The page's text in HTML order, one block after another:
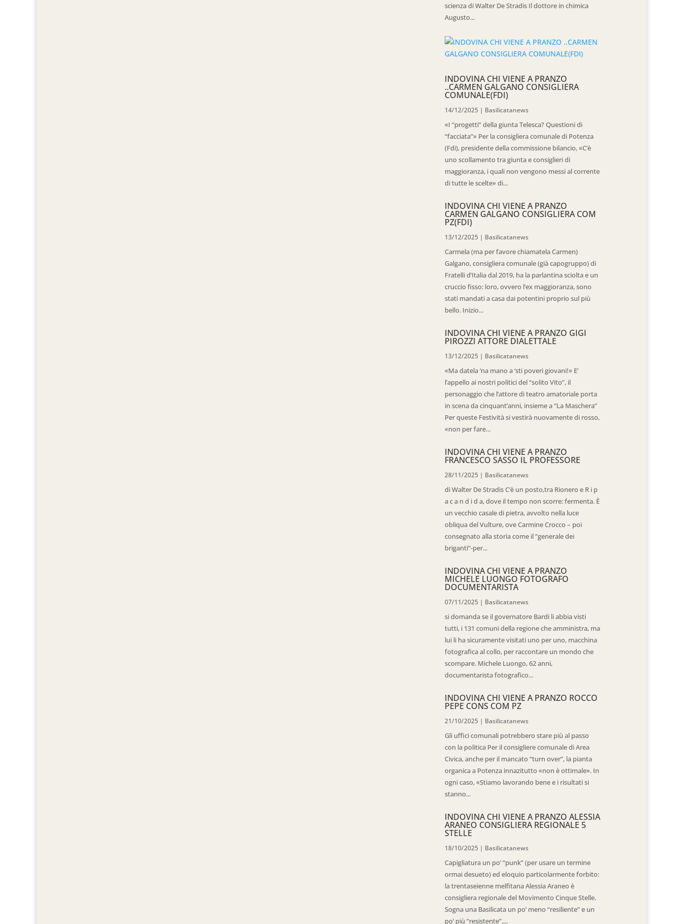
scienza di Walter De Stradis Il dottore in chimica
Augusto...
INDOVINA CHI VIENE A PRANZO
..CARMEN GALGANO CONSIGLIERA
COMUNALE(FDI)
14/12/2025 | Basilicatanews
«I “progetti” della giunta Telesca? Questioni di
“facciata”» Per la consigliera comunale di Potenza
(Fdi), presidente della commissione bilancio, «C’è
uno scollamento tra giunta e consiglieri di
maggioranza, i quali non vengono messi al corrente
di tutte le scelte» di...
INDOVINA CHI VIENE A PRANZO
CARMEN GALGANO CONSIGLIERA COM
PZ(FDI)
13/12/2025 | Basilicatanews
Carmela (ma per favore chiamatela Carmen)
Galgano, consigliera comunale (già capogruppo) di
Fratelli d’Italia dal 2019, ha la parlantina sciolta e un
cruccio fisso: loro, ovvero l’ex maggioranza, sono
stati mandati a casa dai potentini proprio sul più
bello. Inizio...
INDOVINA CHI VIENE A PRANZO GIGI
PIROZZI ATTORE DIALETTALE
13/12/2025 | Basilicatanews
«Ma datela ‘na mano a ‘sti poveri giovani!» E’
l’appello ai nostri politici del “solito Vito”, il
personaggio che l’attore di teatro amatoriale porta
in scena da cinquant’anni, insieme a “La Maschera”
Per queste Festività si vestirà nuovamente di rosso,
«non per fare...
INDOVINA CHI VIENE A PRANZO
FRANCESCO SASSO IL PROFESSORE
28/11/2025 | Basilicatanews
di Walter De Stradis C’è un posto,tra Rionero e R i p
a c a n d i d a, dove il tempo non scorre: fermenta. È
un vecchio casale di pietra, avvolto nella luce
obliqua del Vulture, ove Carmine Crocco – poi
consegnato alla storia come il “generale dei
briganti”-per...
INDOVINA CHI VIENE A PRANZO
MICHELE LUONGO FOTOGRAFO
DOCUMENTARISTA
07/11/2025 | Basilicatanews
si domanda se il governatore Bardi li abbia visti
tutti, i 131 comuni della regione che amministra, ma
lui li ha sicuramente visitati uno per uno, macchina
fotografica al collo, per raccontare un mondo che
scompare. Michele Luongo, 62 anni,
documentarista fotografico...
INDOVINA CHI VIENE A PRANZO ROCCO
PEPE CONS COM PZ
21/10/2025 | Basilicatanews
Gli uffici comunali potrebbero stare più al passo
con la politica Per il consigliere comunale di Area
Civica, anche per il mancato “turn over”, la pianta
organica a Potenza innazitutto «non è ottimale». In
ogni caso, «Stiamo lavorando bene e i risultati si
stanno...
INDOVINA CHI VIENE A PRANZO ALESSIA
ARANEO CONSIGLIERA REGIONALE 5
STELLE
18/10/2025 | Basilicatanews
Capigliatura un po’ “punk” (per usare un termine
ormai desueto) ed eloquio particolarmente forbito:
la trentaseienne melfitana Alessia Araneo è
consigliera regionale del Movimento Cinque Stelle.
Sogna una Basilicata un po’ meno “resiliente” e un
po’ più “resistente”....